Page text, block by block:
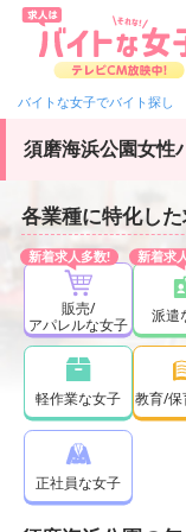
バイトな女子でバイト探し
須磨海浜公園女性
各業種に特化し
販売/
アパレルな女子
派遣
軽作業な女子 教育/保
正社員な女子